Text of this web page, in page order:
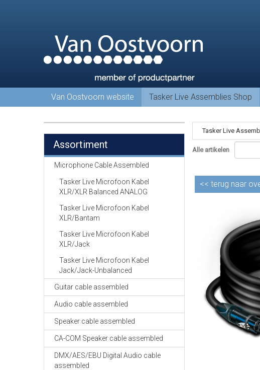
Van Oostvoorn website Tasker Live Assemblies Shop
Assortiment
Microphone Cable Assembled
Tasker Live Microfoon Kabel
XLR/XLR Balanced ANALOG
Tasker Live Microfoon Kabel
XLR/Bantam
Tasker Live Microfoon Kabel
XLR/Jack
Tasker Live Microfoon Kabel
Jack/Jack-Unbalanced
Guitar cable assembled
Audio cable assembled
Speaker cable assembled
CA-COM Speaker cable assembled
DMX/AES/EBU Digital Audio cable
assembled
Tasker Live
Alle artikelen
<< terug naar